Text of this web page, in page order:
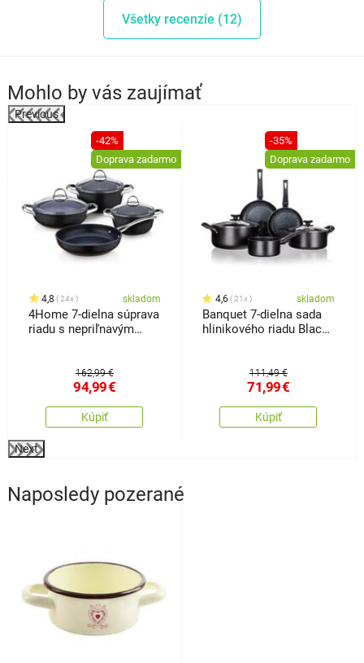
Všetky recenzie (12)
Mohlo by vás zaujímať
Previous
-42%
Doprava zadarmo
4,8 24x skladom
4Home 7-dielna súprava
riadu s nepriľnavým
162,99 €
94,99€
Kúpiť
-35%
Doprava zadarmo
4,6 21x skladom
Banquet 7-dielna sada
hlinikového riadu Black
111,49 €
71,99€
Kúpiť
Next
Naposledy pozerané